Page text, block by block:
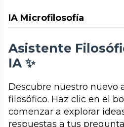
IA Microfilosofía
Asistente
IA ✨
Descubre nuestro nuevo
filosófico. Haz clic en el
comenzar a explorar
respuestas a tus